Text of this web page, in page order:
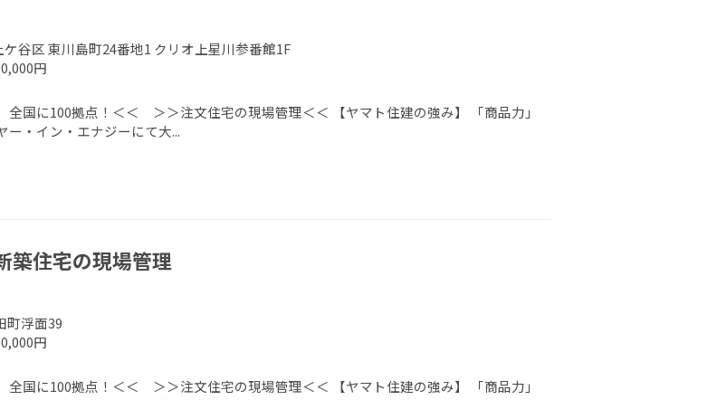
谷区 東川島町24番地1 クリオ上星川参番館1F
円
全国に100拠点！＜＜ ＞＞注文住宅の現場管理＜＜ 【ヤマト住建の強み】 「商品力」
ー・イン・エナジーにて大...
築住宅の現場管理
町浮面39
円
全国に100拠点！＜＜ ＞＞注文住宅の現場管理＜＜ 【ヤマト住建の強み】 「商品力」